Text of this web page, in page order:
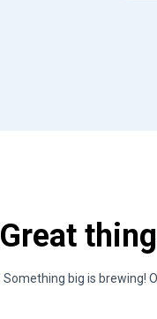
Great
Something big is brewing!